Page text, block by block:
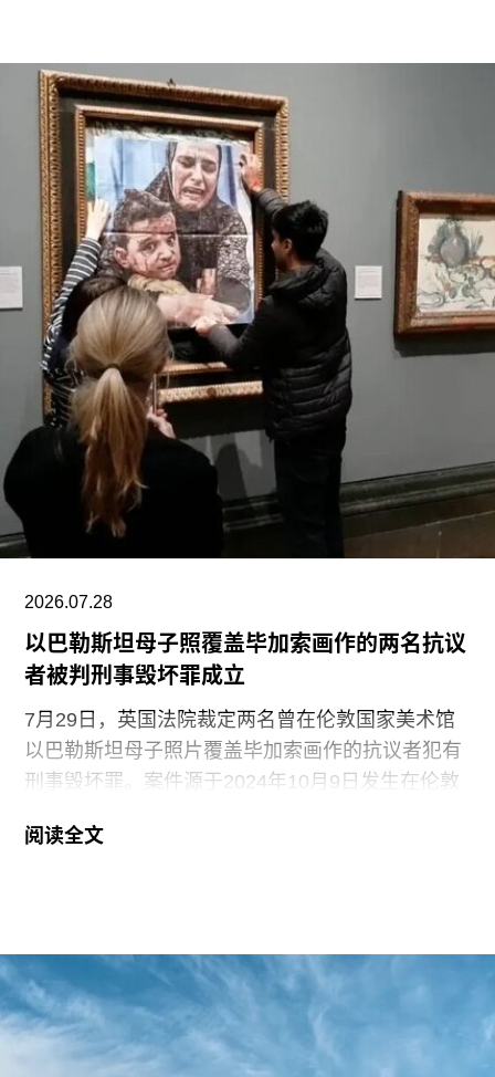
同创立了贾德森舞蹈剧院（Judson Dance
Theater），其成员在此后十年间重塑了现代舞的
发展轨迹。多年后，帕克斯顿曾写道：“福蒂这组激
进的作品，就像一颗投入平静池塘中的石子，激起
的涟漪不断向外扩散。”
福蒂于1935年3月25日出生于意大利佛罗伦萨的一
个犹太家庭。三年后，当法西斯领导人贝尼托·墨索
里尼（Benito Mussolini）开始剥夺意大利犹太人的
公民身份时，福蒂全家逃往美国，最终定居洛杉
矶。她曾进入俄勒冈州波特兰的里德学院（Reed
College）就读，但中途退学，并与当时的伴侣、观
念艺术家罗伯特·莫里斯（Robert Morris）搬到旧金
山。在那里，她先后于哈尔普林-拉思罗普学校
（Halprin-Lathrop School）和马林舞蹈工作室
（Dance Workshop of
2026.07.28
以巴勒斯坦母子照覆盖毕加索画作的两名抗议
者被判刑事毁坏罪成立
7月29日，英国法院裁定两名曾在伦敦国家美术馆
以巴勒斯坦母子照片覆盖毕加索画作的抗议者犯有
刑事毁坏罪。案件源于2024年10月9日发生在伦敦
23岁的国家卫生服务工作者贾伊·哈莱（Jai Halai）
是血孩子、悲痛哭泣的照片覆盖了巴勃罗·毕加索
1901年的作品《母性》（
片由巴勒斯坦摄影记者阿里·贾达拉（Ali
Jadallah）于2024年3月以色列围困加沙希法医院
阅读全文